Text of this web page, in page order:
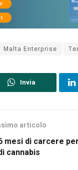
Malta Enterprise
Invia
articolo
mesi di carcere
cannabis